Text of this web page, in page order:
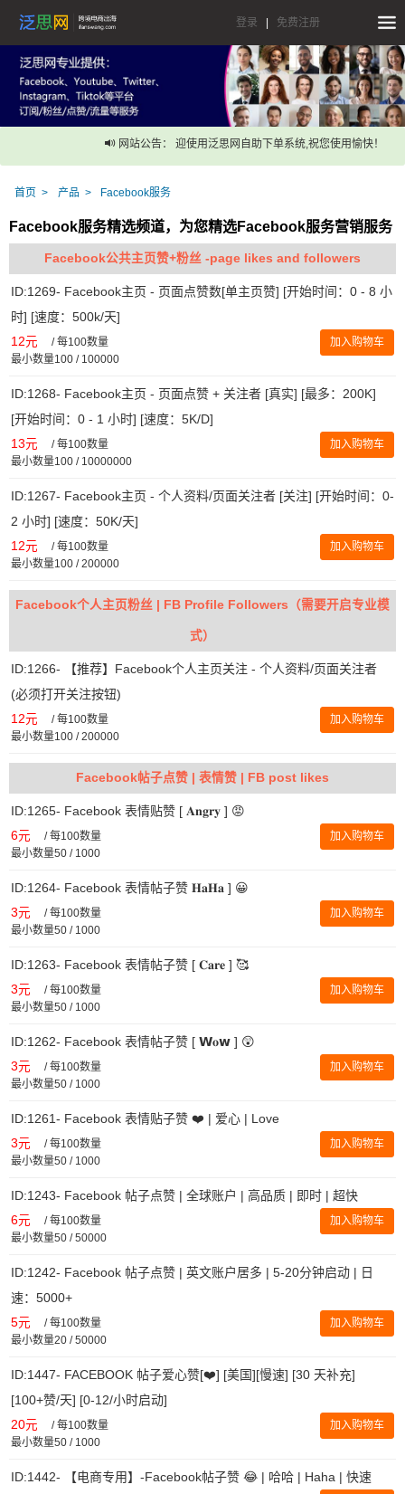
登录 免费注册
网站公告： 迎使用泛思网自助下单系统,祝您使用愉快！
首页 产品 Facebook服务
Facebook服务精选频道，为您精选Facebook服务营销服务
Facebook公共主页赞+粉丝 -page likes and followers
ID:1269- Facebook主页 - 页面点赞数[单主页赞] [开始时间：0 - 8 小
时] [速度：500k/天]
12元 /每100数量
最小数量100 / 100000
加入购物车
ID:1268- Facebook主页 - 页面点赞 + 关注者 [真实] [最多：200K]
[开始时间：0 - 1 小时] [速度：5K/D]
13元 /每100数量
最小数量100 / 10000000
加入购物车
ID:1267- Facebook主页 - 个人资料/页面关注者 [关注] [开始时间：0-
2 小时] [速度：50K/天]
12元 /每100数量
最小数量100 / 200000
加入购物车
Facebook个人主页粉丝 | FB Profile Followers（需要开启专业模
式）
ID:1266- 【推荐】Facebook个人主页关注 - 个人资料/页面关注者
(必须打开关注按钮)
12元 /每100数量
最小数量100 / 200000
加入购物车
Facebook帖子点赞 | 表情赞 | FB post likes
ID:1265- Facebook 表情贴赞 [ 𝐀𝐧𝐠𝐫𝐲 ] 😡
6元 /每100数量
最小数量50 / 1000
加入购物车
ID:1264- Facebook 表情帖子赞 𝐇𝐚𝐇𝐚 ] 😀
3元 /每100数量
最小数量50 / 1000
加入购物车
ID:1263- Facebook 表情帖子赞 [ 𝐂𝐚𝐫𝐞 ] 🥰
3元 /每100数量
最小数量50 / 1000
加入购物车
ID:1262- Facebook 表情帖子赞 [ 𝗪𝐨𝘄 ] 😲
3元 /每100数量
最小数量50 / 1000
加入购物车
ID:1261- Facebook 表情贴子赞 ❤️ | 爱心 | Love
3元 /每100数量
最小数量50 / 1000
加入购物车
ID:1243- Facebook 帖子点赞 | 全球账户 | 高品质 | 即时 | 超快
6元 /每100数量
最小数量50 / 50000
加入购物车
ID:1242- Facebook 帖子点赞 | 英文账户居多 | 5-20分钟启动 | 日
速：5000+
5元 /每100数量
最小数量20 / 50000
加入购物车
ID:1447- FACEBOOK 帖子爱心赞[❤️] [美国][慢速] [30 天补充]
[100+赞/天] [0-12/小时启动]
20元 /每100数量
最小数量50 / 1000
加入购物车
ID:1442- 【电商专用】-Facebook帖子赞 😂 | 哈哈 | Haha | 快速